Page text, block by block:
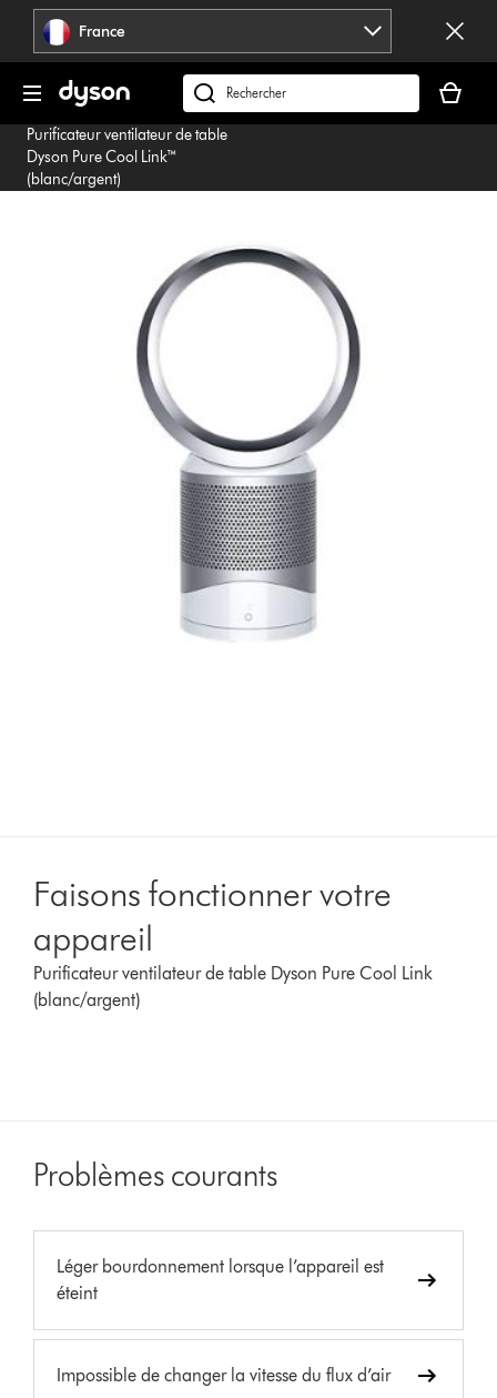
Sauter
pages
France
Rechercher
des
panier
est
Purificateur ventilateur de table
Dyson Pure Cool Link™
(blanc/argent)
Faisons fonctionner votre
appareil
Purificateur ventilateur de table Dyson Pure Cool Link
(blanc/argent)
Problèmes courants
Léger bourdonnement lorsque l’appareil est
éteint
Impossible de changer la vitesse du flux d’air